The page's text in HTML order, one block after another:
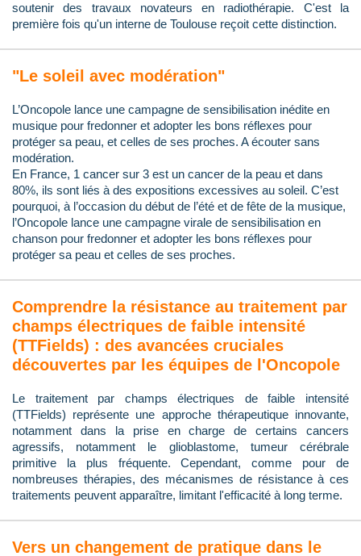
soutenir des travaux novateurs en radiothérapie. C'est la
première fois qu'un interne de Toulouse reçoit cette distinction.
"Le soleil avec modération"
L’Oncopole lance une campagne de sensibilisation inédite en
musique pour fredonner et adopter les bons réflexes pour
protéger sa peau, et celles de ses proches. A écouter sans
modération.
En France, 1 cancer sur 3 est un cancer de la peau et dans
80%, ils sont liés à des expositions excessives au soleil. C’est
pourquoi, à l’occasion du début de l’été et de fête de la musique,
l’Oncopole lance une campagne virale de sensibilisation en
chanson pour fredonner et adopter les bons réflexes pour
protéger sa peau et celles de ses proches.
Comprendre la résistance au traitement par
champs électriques de faible intensité
(TTFields) : des avancées cruciales
découvertes par les équipes de l'Oncopole
Le traitement par champs électriques de faible intensité
(TTFields) représente une approche thérapeutique innovante,
notamment dans la prise en charge de certains cancers
agressifs, notamment le glioblastome, tumeur cérébrale
primitive la plus fréquente. Cependant, comme pour de
nombreuses thérapies, des mécanismes de résistance à ces
traitements peuvent apparaître, limitant l'efficacité à long terme.
Vers un changement de pratique dans le